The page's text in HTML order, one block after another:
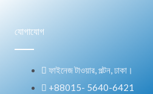
যোগাযোগ
ফাইনেজ টাওয়ার, পল্টন, ঢাকা।
+88015- 5640-6421